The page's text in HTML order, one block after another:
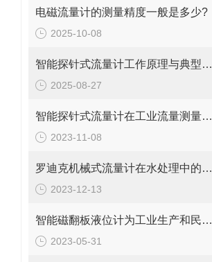
电磁流量计的测量精度一般是多少?
2025-10-08
智能探针式流量计工作原理与典型应用
2025-08-27
智能探针式流量计在工业流量测量中的应用
2023-11-08
罗迪克机械式流量计在水处理中的应用
2023-12-13
智能磁翻板液位计为工业生产和民用生活提供了重要的保障
2023-05-31